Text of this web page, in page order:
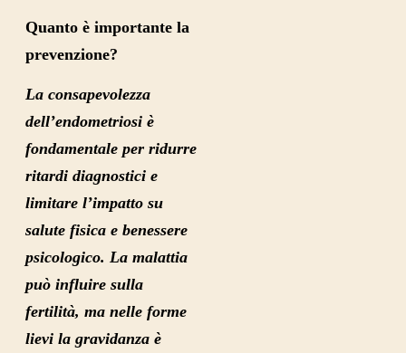
Quanto è importante la
prevenzione?
La consapevolezza
dell’endometriosi è
fondamentale per ridurre
ritardi diagnostici e
limitare l’impatto su
salute fisica e benessere
psicologico. La malattia
può influire sulla
fertilità, ma nelle forme
lievi la gravidanza è